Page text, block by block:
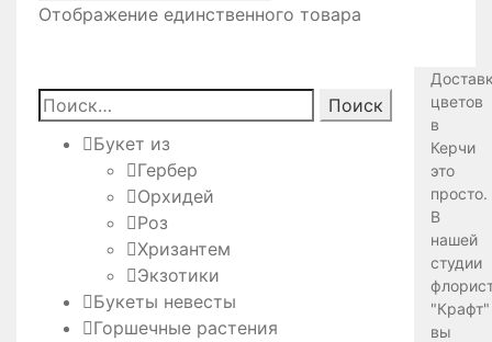
Отображение единственного товара
Найти:
Букет из
Гербер
Орхидей
Роз
Хризантем
Экзотики
Букеты невесты
Горшечные растения
цветов
в
Керчи
это
просто.
В
нашей
студии
"Крафт"
вы